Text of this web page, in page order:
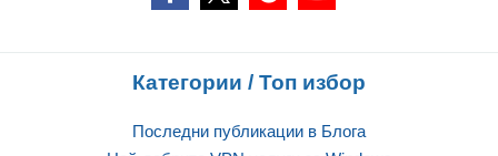
Категории / Топ избор
Последни публикации в Блога